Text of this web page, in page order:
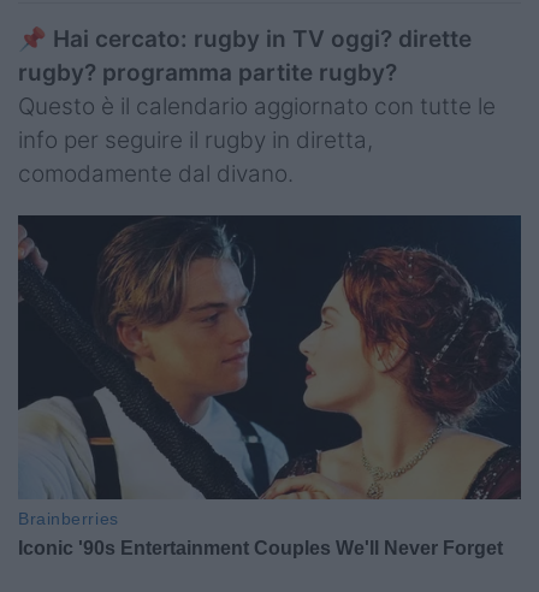
📌 Hai cercato: rugby in TV oggi? dirette
rugby? programma partite rugby?
Questo è il calendario aggiornato con tutte le
info per seguire il rugby in diretta,
comodamente dal divano.